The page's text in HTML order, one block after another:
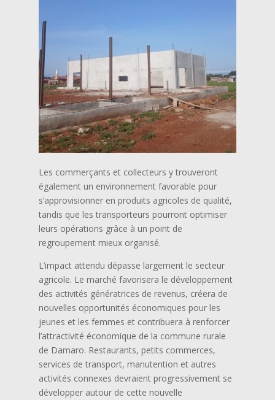
Les commerçants et collecteurs y trouveront
également un environnement favorable pour
s’approvisionner en produits agricoles de qualité,
tandis que les transporteurs pourront optimiser
leurs opérations grâce à un point de
regroupement mieux organisé.
L’impact attendu dépasse largement le secteur
agricole. Le marché favorisera le développement
des activités génératrices de revenus, créera de
nouvelles opportunités économiques pour les
jeunes et les femmes et contribuera à renforcer
l’attractivité économique de la commune rurale
de Damaro. Restaurants, petits commerces,
services de transport, manutention et autres
activités connexes devraient progressivement se
développer autour de cette nouvelle